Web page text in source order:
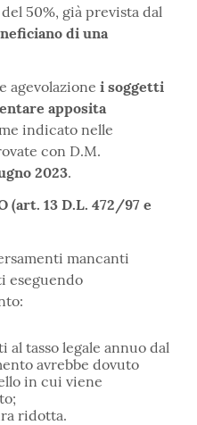
50%, già prevista dal
di una
agevolazione i soggetti
apposita
indicato nelle
con D.M.
2023.
(art. 13 D.L. 472/97 e
mancanti
eseguendo
tasso legale annuo dal
avrebbe dovuto
in cui viene
ridotta.